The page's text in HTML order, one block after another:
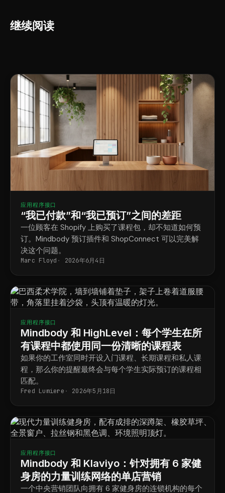
继续阅读
应用程序接口
“我已付款”和“我已预订”之间的差距
一位顾客在 Shopify 上购买了课程包，却不知道如何预
订。Mindbody 预订插件和 ShopConnect 可以完美解
决这个问题。
Marc Floyd 2026年6月4日
应用程序接口
Mindbody 和 HighLevel：每个学生在所
有课程中都使用同一份清晰的课程表
如果你的工作室同时开设入门课程、长期课程和私人课
程，那么你的提醒最终会与每个学生实际预订的课程相
匹配。
Fred Lumiere 2026年5月18日
应用程序接口
Mindbody 和 Klaviyo：针对拥有 6 家健
身房的力量训练网络的单店营销
一个中央营销团队向拥有 6 家健身房的连锁机构的每个